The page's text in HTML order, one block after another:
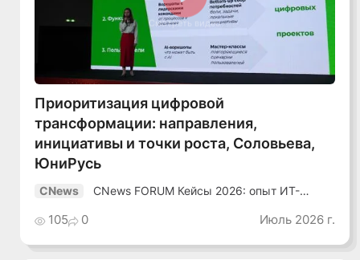
Смотреть видео
Приоритизация цифровой
трансформации: направления,
инициативы и точки роста, Соловьева,
ЮниРусь
CNews
CNews FORUM Кейсы 2026: опыт ИТ-
105 0 Июль 2026 г.